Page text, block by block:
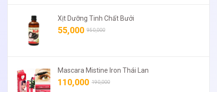
Xịt Dưỡng Tinh Chất Bưởi
55,000 950,000
Mascara Mistine Iron Thái Lan
110,000 190,000